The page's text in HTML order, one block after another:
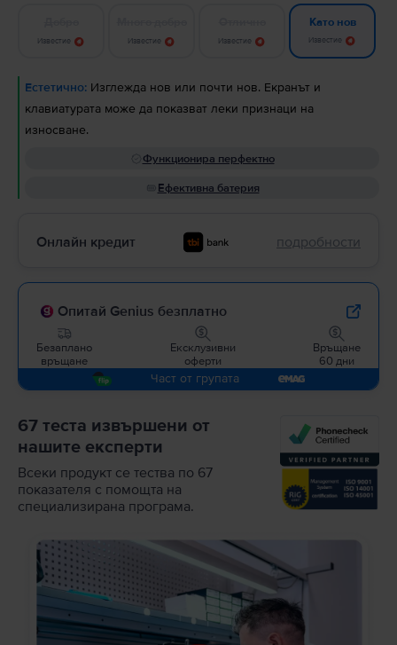
Известие Известие Известие
Като нов
Известие
Естетично: Изглежда нов или почти нов. Екранът и
клавиатурата може да показват леки признаци на
износване.
Функционира перфектно
Ефективна батерия
Онлайн кредит подробности
Опитай Genius безплатно
Безаплано
връщане
Ексклузивни
оферти
Връщане
60 дни
Част от групата
67 теста извършени от
нашите експерти
Всеки продукт се тества по 67
показателя с помощта на
специализирана програма.